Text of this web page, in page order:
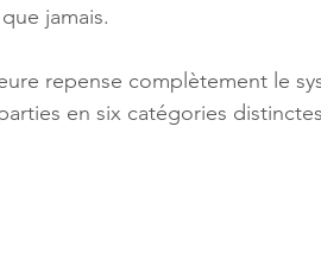
jamais.
repense complètement le
en six catégories